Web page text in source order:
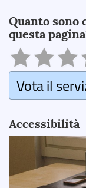
Quanto sono
questa
Vota il
Accessibilità